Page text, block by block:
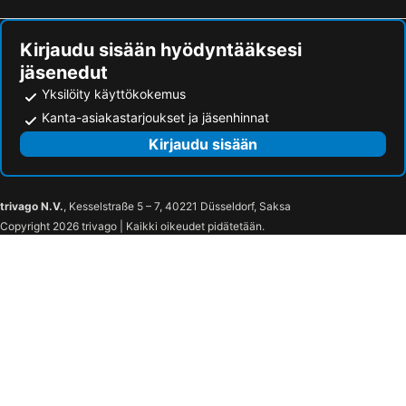
Kirjaudu sisään hyödyntääksesi
jäsenedut
Yksilöity käyttökokemus
Kanta-asiakastarjoukset ja jäsenhinnat
Kirjaudu sisään
trivago N.V., Kesselstraße 5 – 7, 40221 Düsseldorf, Saksa
Copyright 2026 trivago | Kaikki oikeudet pidätetään.